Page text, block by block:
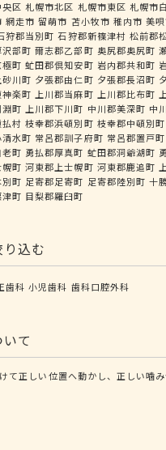
区 札幌市北区 札幌市東区 札幌市
網走市 留萌市 苫小牧市 稚内市 美
狩郡当別町 石狩郡新篠津村 松前郡
部町 爾志郡乙部町 奥尻郡奥尻町
町 虻田郡倶知安町 岩内郡共和町
川町 夕張郡由仁町 夕張郡長沼町
神楽町 上川郡当麻町 上川郡比布町
淵町 上川郡下川町 中川郡美深町 中
村 枝幸郡浜頓別町 枝幸郡中頓別町
水町 常呂郡訓子府町 常呂郡置戸町
町 勇払郡厚真町 虻田郡洞爺湖町
町 河東郡上士幌町 河東郡鹿追町
町 足寄郡足寄町 足寄郡陸別町 十
町 目梨郡羅臼町
込む
歯科 小児歯科 歯科口腔外科
て
て正しい位置へ動かし、正しい噛